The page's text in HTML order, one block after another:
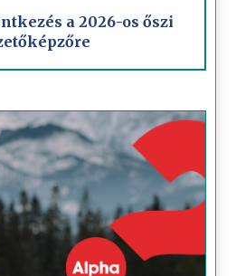
a 2026-os őszi